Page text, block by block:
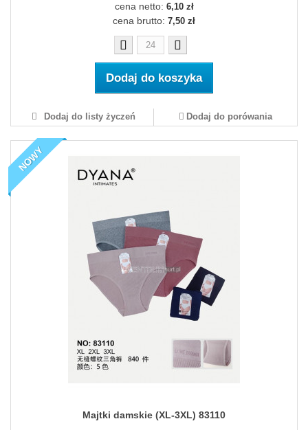
cena netto: 6,10 zł
cena brutto: 7,50 zł
Dodaj do koszyka
Dodaj do listy życzeń Dodaj do porówania
NOWY
Majtki damskie (XL-3XL) 83110